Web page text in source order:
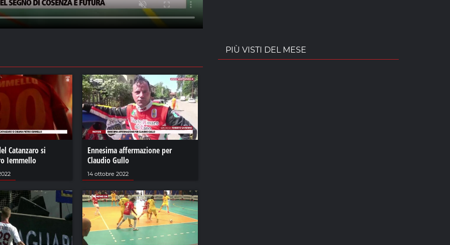
Catanzaro si
Iemmello
Ennesima affermazione per
Claudio Gullo
14 ottobre 2022
PIÙ VISTI DEL MESE